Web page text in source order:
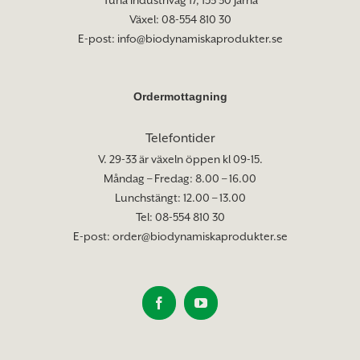
Växel: 08-554 810 30
E-post: info@biodynamiskaprodukter.se
Ordermottagning
Telefontider
V. 29-33 är växeln öppen kl 09-15.
Måndag – Fredag: 8.00 – 16.00
Lunchstängt: 12.00 – 13.00
Tel: 08-554 810 30
E-post: order@biodynamiskaprodukter.se